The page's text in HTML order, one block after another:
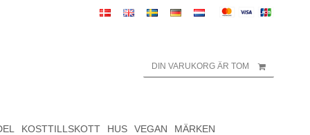
DIN VARUKORG ÄR TOM
KOSTTILLSKOTT HUS VEGAN MÄRKEN